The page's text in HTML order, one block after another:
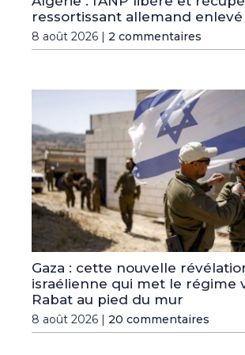
ressortissant allemand
8 août 2026 | 2 commentaires
Gaza : cette nouvelle
israélienne qui met le régime
Rabat au pied du mur
8 août 2026 | 20 commentaires